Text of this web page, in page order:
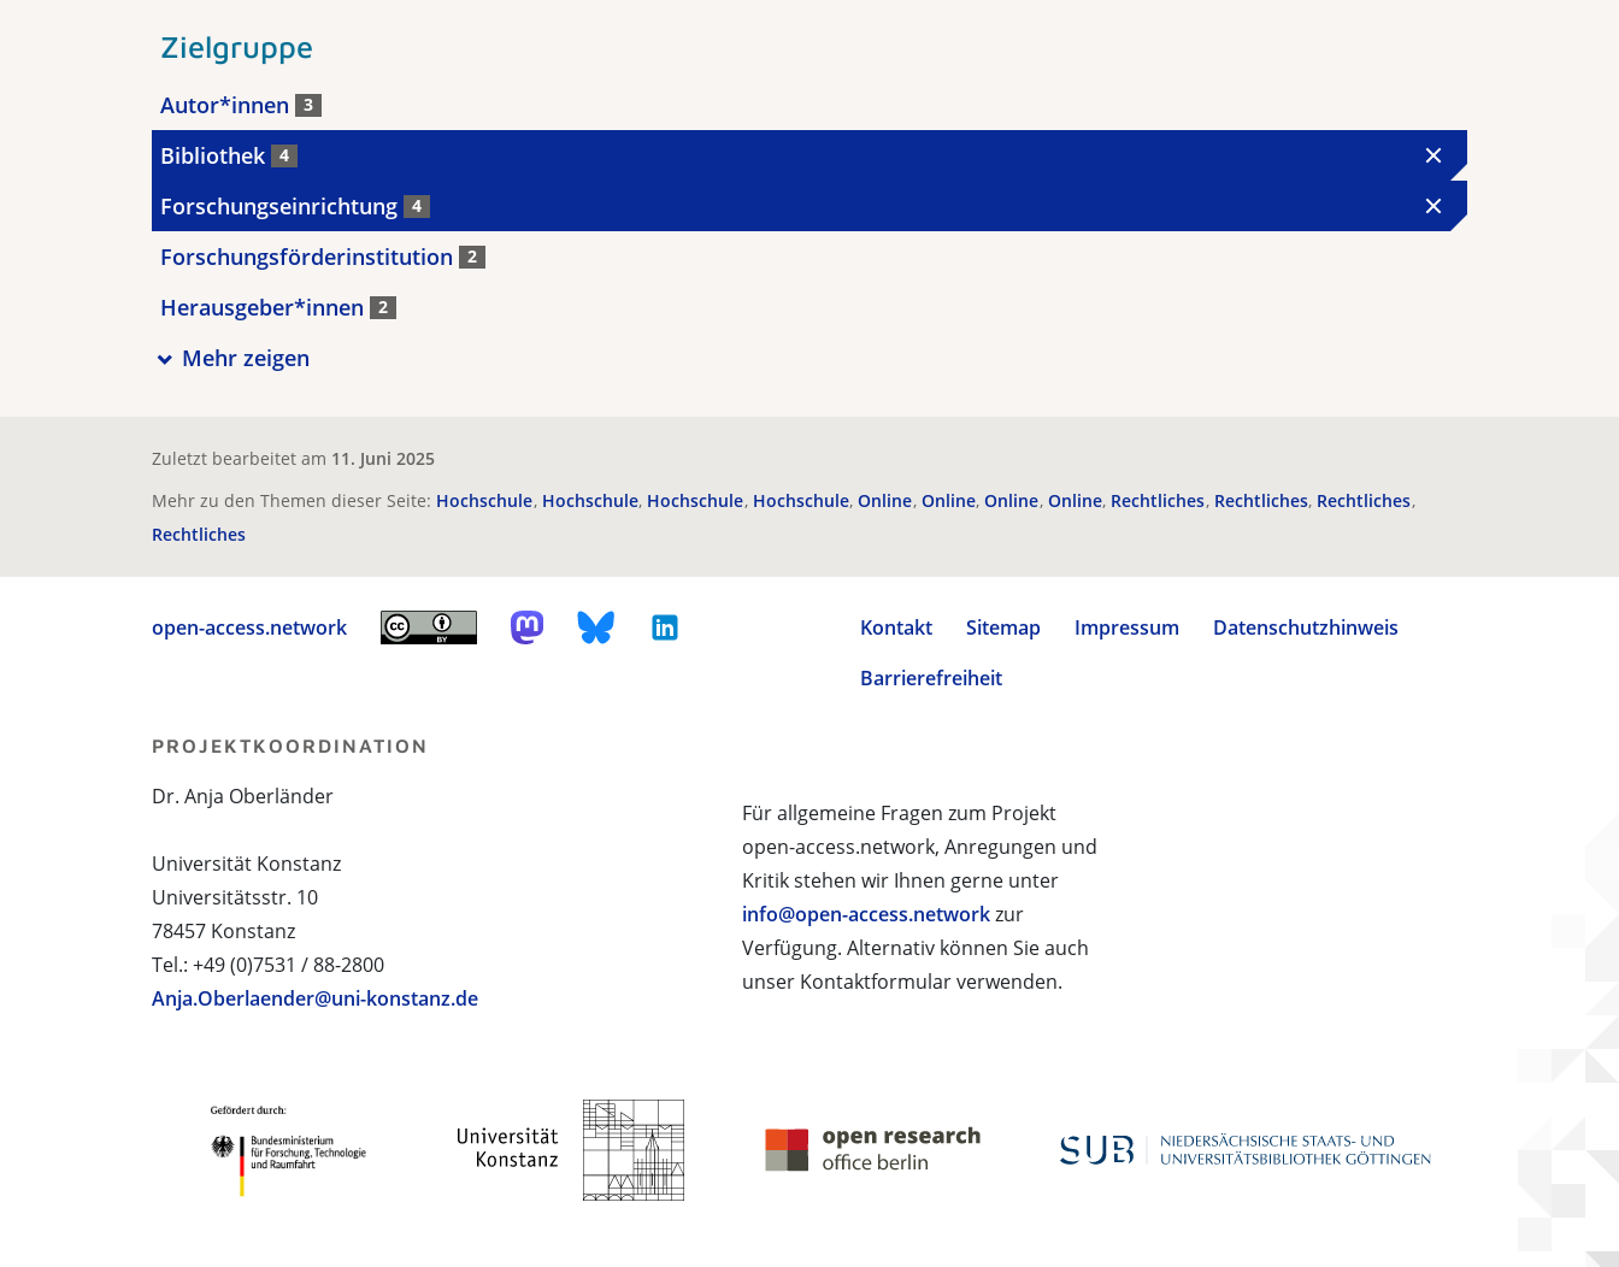
Zielgruppe
Autor*innen 3
Bibliothek 4
Forschungseinrichtung 4
Forschungsförderinstitution 2
Herausgeber*innen 2
Mehr zeigen
Zuletzt bearbeitet am 11. Juni 2025
Mehr zu den Themen dieser Seite: Hochschule Hochschule Hochschule Hochschule Online Online Online Online Rechtliches Rechtliches Rechtliches
Rechtliches
open-access.network Kontakt Sitemap Impressum
Datenschutzhinweis
Barrierefreiheit
Für allgemeine Fragen zum Projekt
open-access.network, Anregungen und
Kritik stehen wir Ihnen gerne unter
info@open-access.networkzur
Verfügung. Alternativ können Sie auch
unser Kontaktformular verwenden.
PROJEKTKOORDINATION
Dr. Anja Oberländer
Universität Konstanz
Universitätsstr. 10
78457 Konstanz
Tel.: +49 (0)7531 / 88-2800
Anja.Oberlaender@uni-konstanz.de